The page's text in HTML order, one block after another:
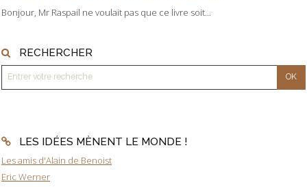
Bonjour, Mr Raspail ne voulait pas que ce livre soit...
RECHERCHER
LES IDÉES MÈNENT LE MONDE !
Les amis d'Alain de Benoist
Eric Werner